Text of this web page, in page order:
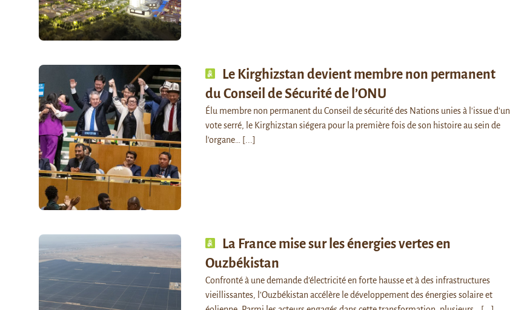
Le Kirghizstan devient membre non permanent
du Conseil de Sécurité de l’ONU
Élu membre non permanent du Conseil de sécurité des Nations unies à l'issue d'un
vote serré, le Kirghizstan siégera pour la première fois de son histoire au sein de
l'organe…
[...]
La France mise sur les énergies vertes en
Ouzbékistan
Confronté à une demande d’électricité en forte hausse et à des infrastructures
vieillissantes, l’Ouzbékistan accélère le développement des énergies solaire et